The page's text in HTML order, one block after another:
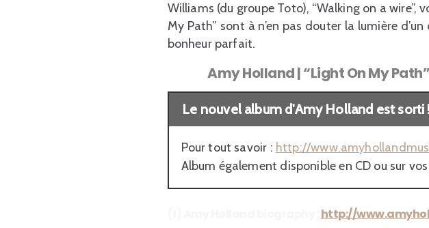
Williams (du groupe Toto), “Walking on a wire”,
My Path” sont à n’en pas douter la lumière
bonheur parfait.
Amy Holland | “Light On My
Le nouvel album d'Amy Holland est sorti !
Pour tout savoir : http://
Album également disponible en CD ou sur
http://